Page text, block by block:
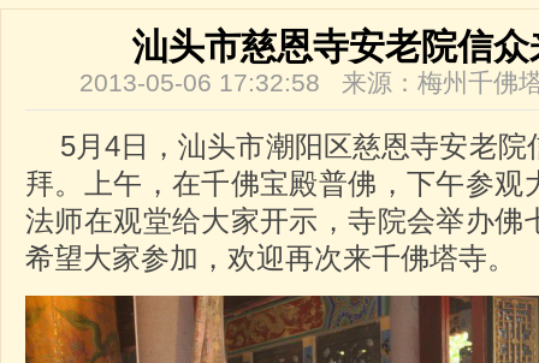
汕头市慈恩寺安老院信
2013-05-06 17:32:58 来源：梅州千佛
5月4日，汕头市潮阳区慈恩寺安老院
拜。上午，在千佛宝殿普佛，下午参观
法师在观堂给大家开示，寺院会举办佛
希望大家参加，欢迎再次来千佛塔寺。